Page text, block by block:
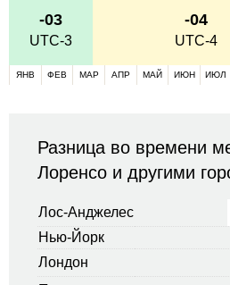
-03
UTC-3
-04
UTC-4
ЯНВ ФЕВ МАР АПР МАЙ ИЮН ИЮЛ
Разница во времени
Лоренсо и другими
Лос-Анджелес
Нью-Йорк
Лондон